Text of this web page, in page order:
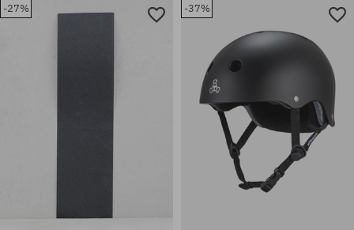
Elérhető méretek:
univerzális méret
-27% -37%